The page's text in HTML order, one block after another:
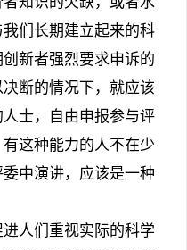
们长期建立起来的科
新者强烈要求申诉的
断的情况下，就应该
士，自由申报参与评
这种能力的人不在少
中演讲，应该是一种
人们重视实际的科学